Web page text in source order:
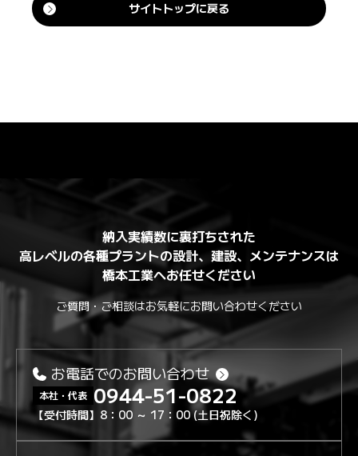
サイトトップに戻る
納入実績数に裏打ちされた
高レベルの各種プラントの設計、建設、メンテナンスは
橋本工業へお任せください
ご質問・ご相談はお気軽にお問い合わせください
お電話でのお問い合わせ
本社・代表 0944-51-0822
【受付時間】8：00 ～ 17：00 (土日祝除く)